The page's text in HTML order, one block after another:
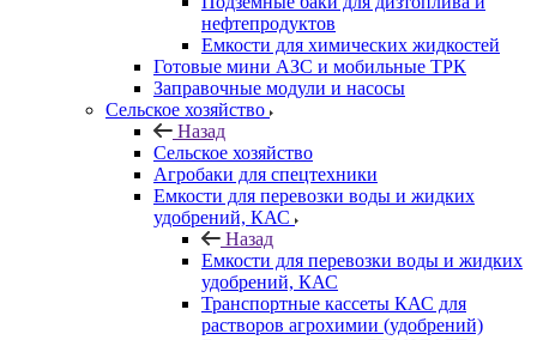
нефтепродуктов
Емкости для химических жидкостей
Готовые мини АЗС и мобильные ТРК
Заправочные модули и насосы
Сельское хозяйство
Назад
Сельское хозяйство
Агробаки для спецтехники
Емкости для перевозки воды и жидких
удобрений, КАС
Назад
Емкости для перевозки воды и жидких
удобрений, КАС
Транспортные кассеты КАС для
растворов агрохимии (удобрений)